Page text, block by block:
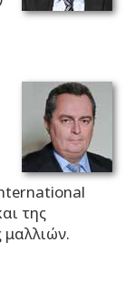
της
μαλλιών.